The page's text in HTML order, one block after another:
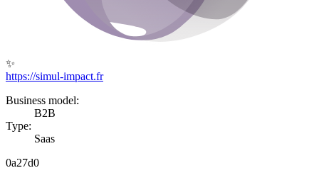
✨
https://simul-impact.fr
Business model:
B2B
Type:
Saas
0a27d0